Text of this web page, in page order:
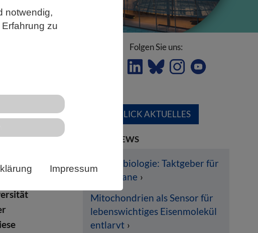
notwendig,
zu
Impressum
Baum
Folgen Sie uns:
ÜBERBLICK AKTUELLES
LETZTE NEWS
Chronobiologie: Taktgeber für
die Organe
Mitochondrien als Sensor für
lebenswichtiges Eisenmolekül
entlarvt